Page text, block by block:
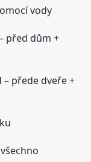
vody
před dům +
– přede dveře +